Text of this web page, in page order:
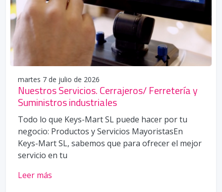
martes 7 de julio de 2026
Nuestros Servicios. Cerrajeros/ Ferretería y
Suministros industriales
Todo lo que Keys-Mart SL puede hacer por tu
negocio: Productos y Servicios MayoristasEn
Keys-Mart SL, sabemos que para ofrecer el mejor
servicio en tu
Leer más